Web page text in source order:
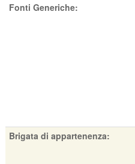
Fonti Generiche:
Brigata di appartenenza: